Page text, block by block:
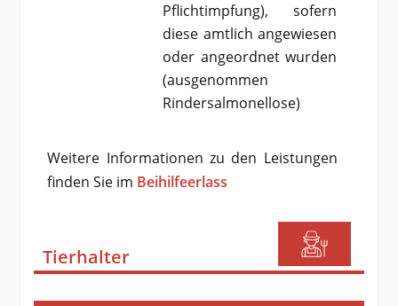
Pflichtimpfung), sofern
diese amtlich angewiesen
oder angeordnet wurden
(ausgenommen
Rindersalmonellose)
Weitere Informationen zu den Leistungen
finden Sie im Beihilfeerlass
Tierhalter